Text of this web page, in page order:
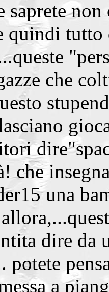
saprete
quindi
che
che
una
dire
a